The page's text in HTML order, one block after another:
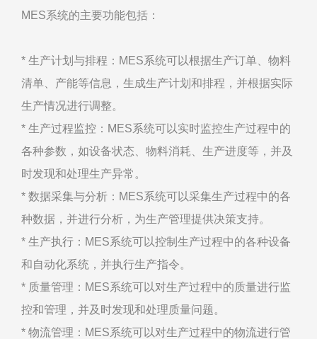
MES系统的主要功能包括：
* 生产计划与排程：MES系统可以根据生产订单、物料
清单、产能等信息，生成生产计划和排程，并根据实际
生产情况进行调整。
* 生产过程监控：MES系统可以实时监控生产过程中的
各种参数，如设备状态、物料消耗、生产进度等，并及
时发现和处理生产异常。
* 数据采集与分析：MES系统可以采集生产过程中的各
种数据，并进行分析，为生产管理提供决策支持。
* 生产执行：MES系统可以控制生产过程中的各种设备
和自动化系统，并执行生产指令。
* 质量管理：MES系统可以对生产过程中的质量进行监
控和管理，并及时发现和处理质量问题。
* 物流管理：MES系统可以对生产过程中的物流进行管